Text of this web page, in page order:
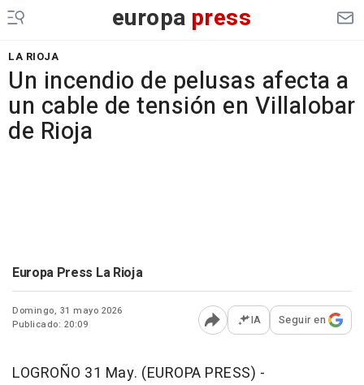
europa press
LA RIOJA
Un incendio de pelusas afecta a
un cable de tensión en Villalobar
de Rioja
Europa Press La Rioja
Domingo, 31 mayo 2026
Publicado: 20:09
Abrir opciones para
IA Seguir en
LOGROÑO 31 May. (EUROPA PRESS) -